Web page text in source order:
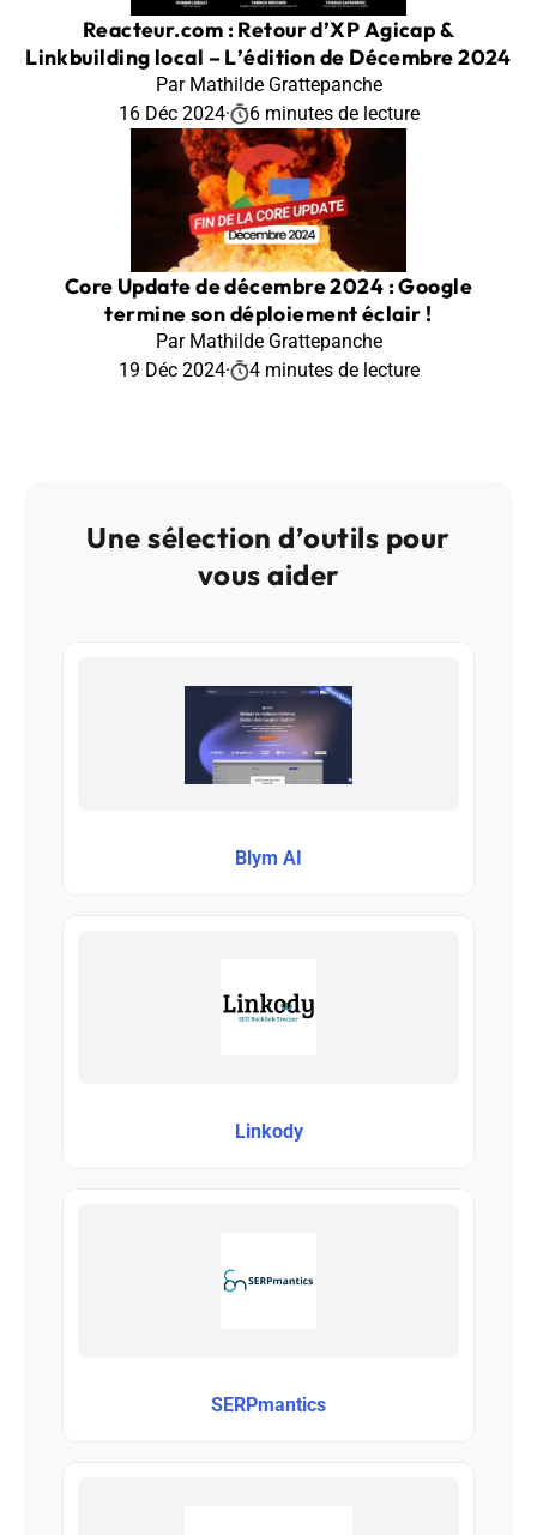
Reacteur.com : Retour d’XP Agicap &
Linkbuilding local – L’édition de Décembre 2024
Par Mathilde Grattepanche
16 Déc 2024· 6 minutes de lecture
Core Update de décembre 2024 : Google
termine son déploiement éclair !
Par Mathilde Grattepanche
19 Déc 2024· 4 minutes de lecture
Une sélection d’outils pour
vous aider
Blym AI
Linkody
SERPmantics